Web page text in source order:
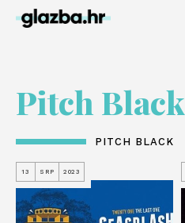
Pitch Black
PITCH BLACK
13 SRP 2023